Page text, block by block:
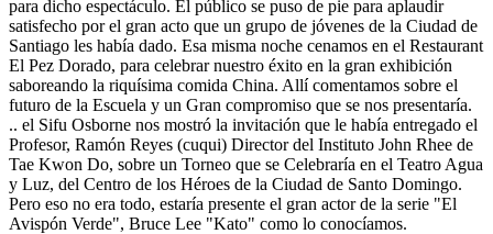
para dicho espectáculo. El público se puso de pie para aplaudir
satisfecho por el gran acto que un grupo de jóvenes de la Ciudad de
Santiago les había dado. Esa misma noche cenamos en el Restaurant
El Pez Dorado, para celebrar nuestro éxito en la gran exhibición
saboreando la riquísima comida China. Allí comentamos sobre el
futuro de la Escuela y un Gran compromiso que se nos presentaría.
.. el Sifu Osborne nos mostró la invitación que le había entregado el
Profesor, Ramón Reyes (cuqui) Director del Instituto John Rhee de
Tae Kwon Do, sobre un Torneo que se Celebraría en el Teatro Agua
y Luz, del Centro de los Héroes de la Ciudad de Santo Domingo.
Pero eso no era todo, estaría presente el gran actor de la serie "El
Avispón Verde", Bruce Lee "Kato" como lo conocíamos.